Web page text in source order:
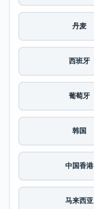
丹麦
西班牙
葡萄牙
韩国
中国香港
马来西亚